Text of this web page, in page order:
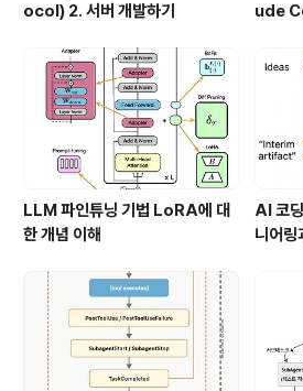
ocol) 2. 서버 개발하기
ude
LLM 파인튜닝 기법 LoRA에 대
한 개념 이해
AI 코
니어링